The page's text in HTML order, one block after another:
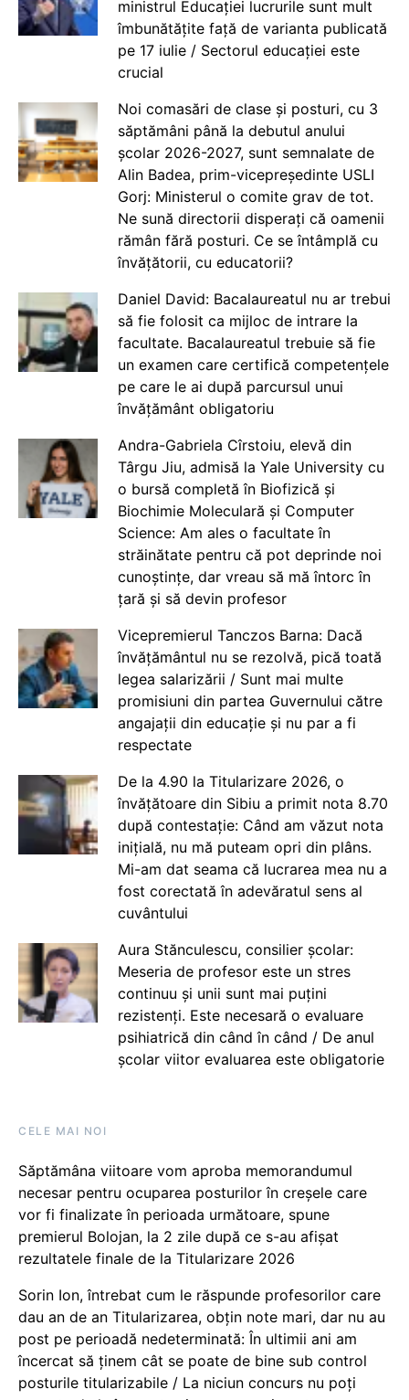
ministrul Educației lucrurile sunt mult
îmbunătățite față de varianta publicată
pe 17 iulie / Sectorul educației este
crucial
Noi comasări de clase și posturi, cu 3
săptămâni până la debutul anului
școlar 2026-2027, sunt semnalate de
Alin Badea, prim-vicepreședinte USLI
Gorj: Ministerul o comite grav de tot.
Ne sună directorii disperați că oamenii
rămân fără posturi. Ce se întâmplă cu
învățătorii, cu educatorii?
Daniel David: Bacalaureatul nu ar trebui
să fie folosit ca mijloc de intrare la
facultate. Bacalaureatul trebuie să fie
un examen care certifică competențele
pe care le ai după parcursul unui
învățământ obligatoriu
Andra-Gabriela Cîrstoiu, elevă din
Târgu Jiu, admisă la Yale University cu
o bursă completă în Biofizică și
Biochimie Moleculară și Computer
Science: Am ales o facultate în
străinătate pentru că pot deprinde noi
cunoștințe, dar vreau să mă întorc în
țară și să devin profesor
Vicepremierul Tanczos Barna: Dacă
învățământul nu se rezolvă, pică toată
legea salarizării / Sunt mai multe
promisiuni din partea Guvernului către
angajații din educație și nu par a fi
respectate
De la 4.90 la Titularizare 2026, o
învățătoare din Sibiu a primit nota 8.70
după contestație: Când am văzut nota
inițială, nu mă puteam opri din plâns.
Mi-am dat seama că lucrarea mea nu a
fost corectată în adevăratul sens al
cuvântului
Aura Stănculescu, consilier școlar:
Meseria de profesor este un stres
continuu și unii sunt mai puțini
rezistenți. Este necesară o evaluare
psihiatrică din când în când / De anul
școlar viitor evaluarea este obligatorie
CELE MAI NOI
Săptămâna viitoare vom aproba memorandumul
necesar pentru ocuparea posturilor în creșele care
vor fi finalizate în perioada următoare, spune
premierul Bolojan, la 2 zile după ce s-au afișat
rezultatele finale de la Titularizare 2026
Sorin Ion, întrebat cum le răspunde profesorilor care
dau an de an Titularizarea, obțin note mari, dar nu au
post pe perioadă nedeterminată: În ultimii ani am
încercat să ținem cât se poate de bine sub control
posturile titularizabile / La niciun concurs nu poți